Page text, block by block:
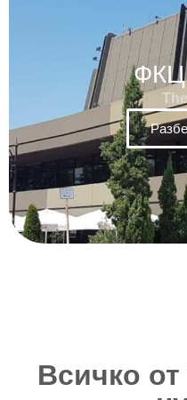
ФКЦ
Всичко